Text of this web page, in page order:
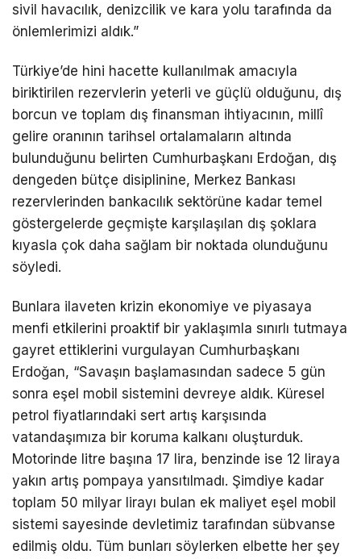
sivil havacılık, denizcilik ve kara yolu tarafında da
önlemlerimizi aldık.”
Türkiye’de hini hacette kullanılmak amacıyla
biriktirilen rezervlerin yeterli ve güçlü olduğunu, dış
borcun ve toplam dış finansman ihtiyacının, millî
gelire oranının tarihsel ortalamaların altında
bulunduğunu belirten Cumhurbaşkanı Erdoğan, dış
dengeden bütçe disiplinine, Merkez Bankası
rezervlerinden bankacılık sektörüne kadar temel
göstergelerde geçmişte karşılaşılan dış şoklara
kıyasla çok daha sağlam bir noktada olunduğunu
söyledi.
Bunlara ilaveten krizin ekonomiye ve piyasaya
menfi etkilerini proaktif bir yaklaşımla sınırlı tutmaya
gayret ettiklerini vurgulayan Cumhurbaşkanı
Erdoğan, “Savaşın başlamasından sadece 5 gün
sonra eşel mobil sistemini devreye aldık. Küresel
petrol fiyatlarındaki sert artış karşısında
vatandaşımıza bir koruma kalkanı oluşturduk.
Motorinde litre başına 17 lira, benzinde ise 12 liraya
yakın artış pompaya yansıtılmadı. Şimdiye kadar
toplam 50 milyar lirayı bulan ek maliyet eşel mobil
sistemi sayesinde devletimiz tarafından sübvanse
edilmiş oldu. Tüm bunları söylerken elbette her şey